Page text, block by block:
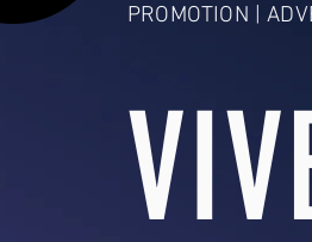
PROMOTION |